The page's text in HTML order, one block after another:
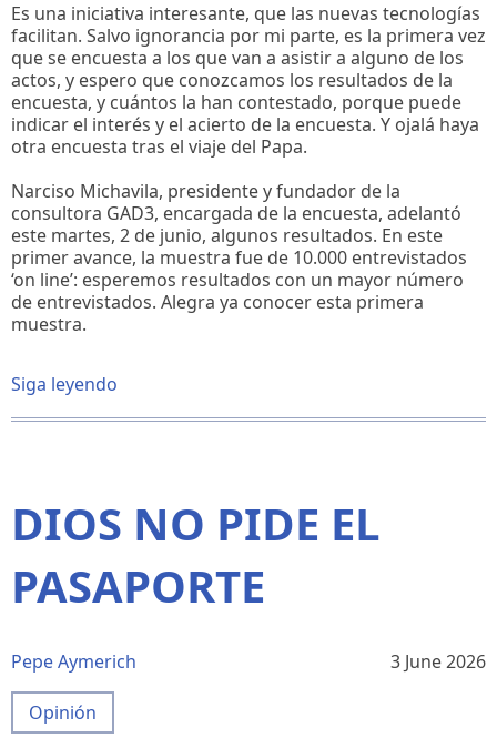
Es una iniciativa interesante, que las nuevas tecnologías
facilitan. Salvo ignorancia por mi parte, es la primera vez
que se encuesta a los que van a asistir a alguno de los
actos, y espero que conozcamos los resultados de la
encuesta, y cuántos la han contestado, porque puede
indicar el interés y el acierto de la encuesta. Y ojalá haya
otra encuesta tras el viaje del Papa.
Narciso Michavila, presidente y fundador de la
consultora GAD3, encargada de la encuesta, adelantó
este martes, 2 de junio, algunos resultados. En este
primer avance, la muestra fue de 10.000 entrevistados
‘on line’: esperemos resultados con un mayor número
de entrevistados. Alegra ya conocer esta primera
muestra.
Siga leyendo
encuesta
DIOS NO PIDE EL
PASAPORTE
Pepe Aymerich 3 June 2026
Opinión